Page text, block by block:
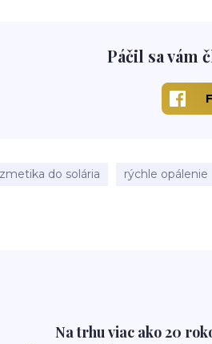
Páčil sa vám
do solária rýchle opálenie
Na trhu viac ako 20